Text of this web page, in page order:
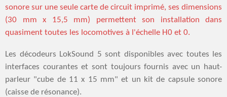
sonore sur une seule carte de circuit imprimé, ses dimensions
(30 mm x 15,5 mm) permettent son installation dans
quasiment toutes les locomotives à l'échelle H0 et 0.
Les décodeurs LokSound 5 sont disponibles avec toutes les
interfaces courantes et sont toujours fournis avec un haut-
parleur "cube de 11 x 15 mm" et un kit de capsule sonore
(caisse de résonance).